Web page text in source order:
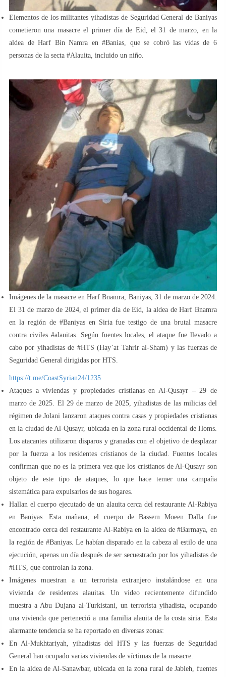
Elementos de los militantes yihadistas de Seguridad General de Baniyas
cometieron una masacre el primer día de Eid, el 31 de marzo, en la
aldea de Harf Bin Namra en #Banias, que se cobró las vidas de 6
personas de la secta #Alauita, incluido un niño.
Imágenes de la masacre en Harf Bnamra, Baniyas, 31 de marzo de 2024.
El 31 de marzo de 2024, el primer día de Eid, la aldea de Harf Bnamra
en la región de #Baniyas en Siria fue testigo de una brutal masacre
contra civiles #alauitas. Según fuentes locales, el ataque fue llevado a
cabo por yihadistas de #HTS (Hay’at Tahrir al-Sham) y las fuerzas de
Seguridad General dirigidas por HTS.
https://t.me/CoastSyrian24/1235
Ataques a viviendas y propiedades cristianas en Al-Qusayr – 29 de
marzo de 2025. El 29 de marzo de 2025, yihadistas de las milicias del
régimen de Jolani lanzaron ataques contra casas y propiedades cristianas
en la ciudad de Al-Qusayr, ubicada en la zona rural occidental de Homs.
Los atacantes utilizaron disparos y granadas con el objetivo de desplazar
por la fuerza a los residentes cristianos de la ciudad. Fuentes locales
confirman que no es la primera vez que los cristianos de Al-Qusayr son
objeto de este tipo de ataques, lo que hace temer una campaña
sistemática para expulsarlos de sus hogares.
Hallan el cuerpo ejecutado de un alauita cerca del restaurante Al-Rabiya
en Baniyas. Esta mañana, el cuerpo de Bassem Moeen Dalla fue
encontrado cerca del restaurante Al-Rabiya en la aldea de #Barmaya, en
la región de #Baniyas. Le habían disparado en la cabeza al estilo de una
ejecución, apenas un día después de ser secuestrado por los yihadistas de
#HTS, que controlan la zona.
Imágenes muestran a un terrorista extranjero instalándose en una
vivienda de residentes alauitas. Un video recientemente difundido
muestra a Abu Dujana al-Turkistani, un terrorista yihadista, ocupando
una vivienda que perteneció a una familia alauita de la costa siria. Esta
alarmante tendencia se ha reportado en diversas zonas:
En Al-Mukhtariyah, yihadistas del HTS y las fuerzas de Seguridad
General han ocupado varias viviendas de víctimas de la masacre.
En la aldea de Al-Sanawbar, ubicada en la zona rural de Jableh, fuentes